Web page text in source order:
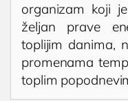
Dečija
Nefrolog u Nišu
organizam koji
željan prave
toplijim danima,
promenama
toplim